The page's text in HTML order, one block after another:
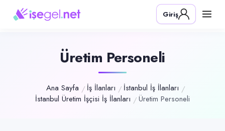
Pozisyon
Üretim Personeli
Üretim & İmalat
Giriş
Üretim Personeli
Ana Sayfa İş İlanları
İstanbul İş İlanları
İstanbul Üretim İşçisi İş İlanları
Üretim Personeli